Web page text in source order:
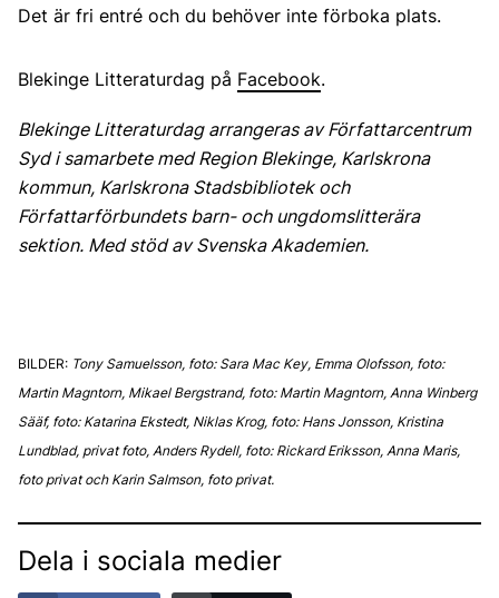
Det är fri entré och du behöver inte förboka plats.
Blekinge Litteraturdag på Facebook.
Blekinge Litteraturdag arrangeras av Författarcentrum
Syd i samarbete med Region Blekinge, Karlskrona
kommun, Karlskrona Stadsbibliotek och
Författarförbundets barn- och ungdomslitterära
sektion. Med stöd av Svenska Akademien.
BILDER: Tony Samuelsson, foto: Sara Mac Key, Emma Olofsson, foto:
Martin Magntorn, Mikael Bergstrand, foto: Martin Magntorn, Anna Winberg
Sääf, foto: Katarina Ekstedt, Niklas Krog, foto: Hans Jonsson, Kristina
Lundblad, privat foto, Anders Rydell, foto: Rickard Eriksson, Anna Maris,
foto privat och Karin Salmson, foto privat.
Dela i sociala medier